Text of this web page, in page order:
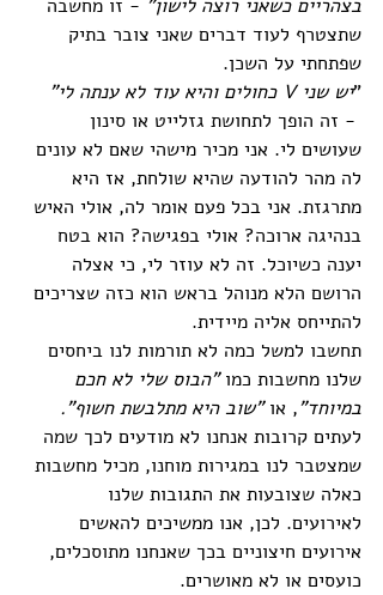
בצהריים כשאני רוצה לישון" - זו מחשבה
שתצטרף לעוד דברים שאני צובר בתיק
שפתחתי על השכן.
"יש שני V כחולים והיא עוד לא ענתה לי"
- זה הופך לתחושת גזלייט או סינון
שעושים לי. אני מכיר מישהי שאם לא עונים
לה מהר להודעה שהיא שולחת, אז היא
מתרגזת. אני בכל פעם אומר לה, אולי האיש
בנהיגה ארוכה? אולי בפגישה? הוא בטח
יענה כשיוכל. זה לא עוזר לי, כי אצלה
הרושם הלא מנוהל בראש הוא כזה שצריכים
להתייחס אליה מיידית.
תחשבו למשל כמה לא תורמות לנו ביחסים
שלנו מחשבות כמו "הבוס שלי לא חכם
במיוחד", או "שוב היא מתלבשת חשוף".
לעתים קרובות אנחנו לא מודעים לכך שמה
שמצטבר לנו במגירות מוחנו, מכיל מחשבות
כאלה שצובעות את התגובות שלנו
לאירועים. לכן, אנו ממשיכים להאשים
אירועים חיצוניים בכך שאנחנו מתוסכלים,
כועסים או לא מאושרים.